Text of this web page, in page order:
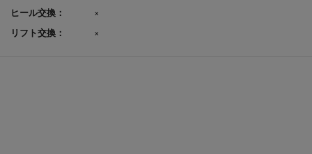
ヒール交換：
×
リフト交換：
×